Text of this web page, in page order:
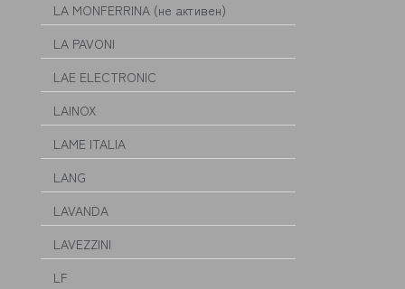
LA MONFERRINA (не активен)
LA PAVONI
LAE ELECTRONIC
LAINOX
LAME ITALIA
LANG
LAVANDA
LAVEZZINI
LF